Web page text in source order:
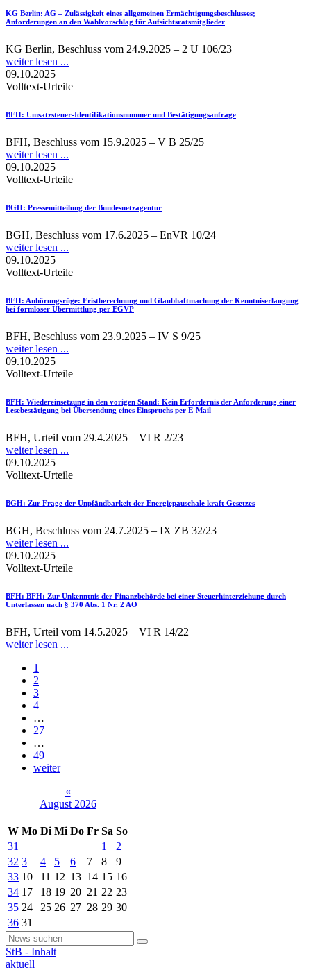
KG Berlin: AG – Zulässigkeit eines allgemeinen Ermächtigungsbeschlusses;
Anforderungen an den Wahlvorschlag für Aufsichtsratsmitglieder
KG Berlin, Beschluss vom 24.9.2025 – 2 U 106/23
weiter lesen ...
09.10.2025
Volltext-Urteile
BFH: Umsatzsteuer-Identifikationsnummer und Bestätigungsanfrage
BFH, Beschluss vom 15.9.2025 – V B 25/25
weiter lesen ...
09.10.2025
Volltext-Urteile
BGH: Pressemitteilung der Bundesnetzagentur
BGH, Beschluss vom 17.6.2025 – EnVR 10/24
weiter lesen ...
09.10.2025
Volltext-Urteile
BFH: Anhörungsrüge: Fristberechnung und Glaubhaftmachung der Kenntniserlangung
bei formloser Übermittlung per EGVP
BFH, Beschluss vom 23.9.2025 – IV S 9/25
weiter lesen ...
09.10.2025
Volltext-Urteile
BFH: Wiedereinsetzung in den vorigen Stand: Kein Erfordernis der Anforderung einer
Lesebestätigung bei Übersendung eines Einspruchs per E-Mail
BFH, Urteil vom 29.4.2025 – VI R 2/23
weiter lesen ...
09.10.2025
Volltext-Urteile
BGH: Zur Frage der Unpfändbarkeit der Energiepauschale kraft Gesetzes
BGH, Beschluss vom 24.7.2025 – IX ZB 32/23
weiter lesen ...
09.10.2025
Volltext-Urteile
BFH: BFH: Zur Unkenntnis der Finanzbehörde bei einer Steuerhinterziehung durch
Unterlassen nach § 370 Abs. 1 Nr. 2 AO
BFH, Urteil vom 14.5.2025 – VI R 14/22
weiter lesen ...
1
2
3
4
…
27
…
49
weiter
«
August 2026
W Mo Di Mi Do Fr Sa So
31
1
2
32 3 4 5 6 7 8
9
33 10 11 12 13 14 15 16
34 17 18 19 20 21 22 23
35 24 25 26 27 28 29 30
36 31
StB - Inhalt
aktuell